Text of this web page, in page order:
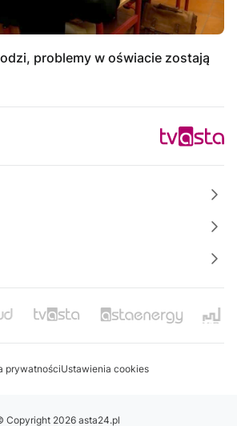
problemy w oświacie zostają
prywatnościUstawienia cookies
Copyright 2026 asta24.pl